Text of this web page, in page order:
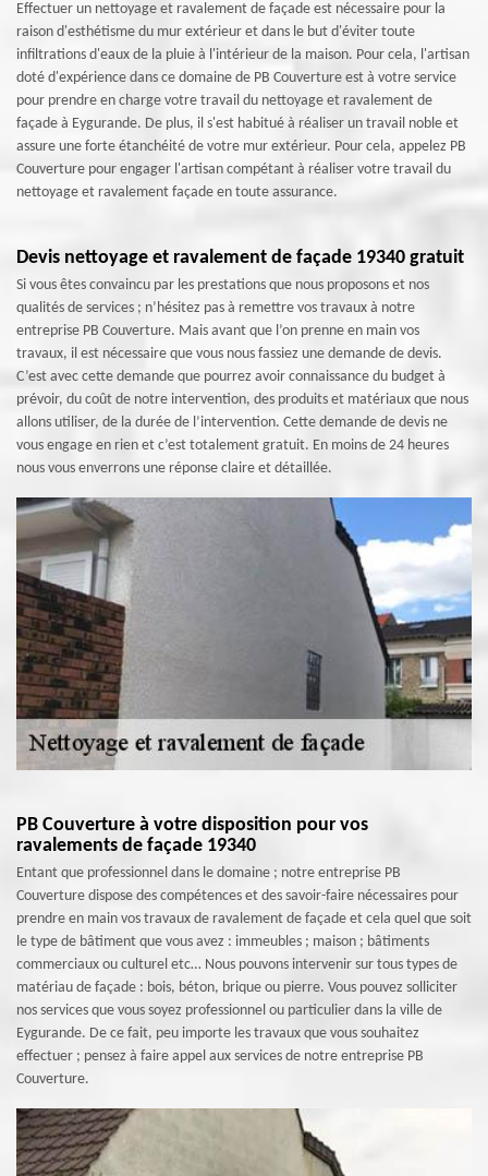
Effectuer un nettoyage et ravalement de façade est nécessaire pour la
raison d'esthétisme du mur extérieur et dans le but d'éviter toute
infiltrations d'eaux de la pluie à l'intérieur de la maison. Pour cela, l'artisan
doté d'expérience dans ce domaine de PB Couverture est à votre service
pour prendre en charge votre travail du nettoyage et ravalement de
façade à Eygurande. De plus, il s'est habitué à réaliser un travail noble et
assure une forte étanchéité de votre mur extérieur. Pour cela, appelez PB
Couverture pour engager l'artisan compétant à réaliser votre travail du
nettoyage et ravalement façade en toute assurance.
Devis nettoyage et ravalement de façade 19340 gratuit
Si vous êtes convaincu par les prestations que nous proposons et nos
qualités de services ; n’hésitez pas à remettre vos travaux à notre
entreprise PB Couverture. Mais avant que l’on prenne en main vos
travaux, il est nécessaire que vous nous fassiez une demande de devis.
C’est avec cette demande que pourrez avoir connaissance du budget à
prévoir, du coût de notre intervention, des produits et matériaux que nous
allons utiliser, de la durée de l’intervention. Cette demande de devis ne
vous engage en rien et c’est totalement gratuit. En moins de 24 heures
nous vous enverrons une réponse claire et détaillée.
PB Couverture à votre disposition pour vos
ravalements de façade 19340
Entant que professionnel dans le domaine ; notre entreprise PB
Couverture dispose des compétences et des savoir-faire nécessaires pour
prendre en main vos travaux de ravalement de façade et cela quel que soit
le type de bâtiment que vous avez : immeubles ; maison ; bâtiments
commerciaux ou culturel etc… Nous pouvons intervenir sur tous types de
matériau de façade : bois, béton, brique ou pierre. Vous pouvez solliciter
nos services que vous soyez professionnel ou particulier dans la ville de
Eygurande. De ce fait, peu importe les travaux que vous souhaitez
effectuer ; pensez à faire appel aux services de notre entreprise PB
Couverture.